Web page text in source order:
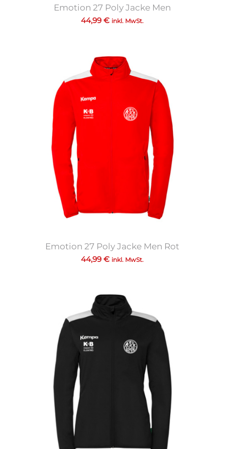
Emotion 27 Poly Jacke Men
44,99€ inkl. MwSt.
Emotion 27 Poly Jacke Men Rot
44,99€ inkl. MwSt.